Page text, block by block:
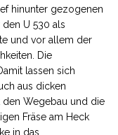
hinunter gezogenen
den U 530 als
und vor allem der
Die
lassen sich
aus dicken
den Wegebau und die
Fräse am Heck
in das